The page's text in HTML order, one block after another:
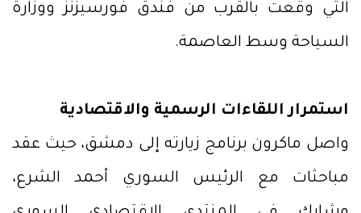
التي وقعت بالقرب من فندق فورسيزنز ووزارة
السياحة وسط العاصمة.
استمرار اللقاءات الرسمية والاقتصادية
واصل ماكرون برنامج زيارته إلى دمشق، حيث عقد
مباحثات مع الرئيس السوري أحمد الشرع،